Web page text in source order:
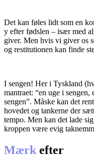
Det kan føles lidt som en
y efter fødslen – især med
giver. Men hvis vi giver os
og restitutionen kan finde
I sengen! Her i Tyskland
mantraet: “en uge i
sengen”. Måske kan det
hovedet og tankerne der
tempo. Men kan det lade
kroppen være evig
Mærk efter